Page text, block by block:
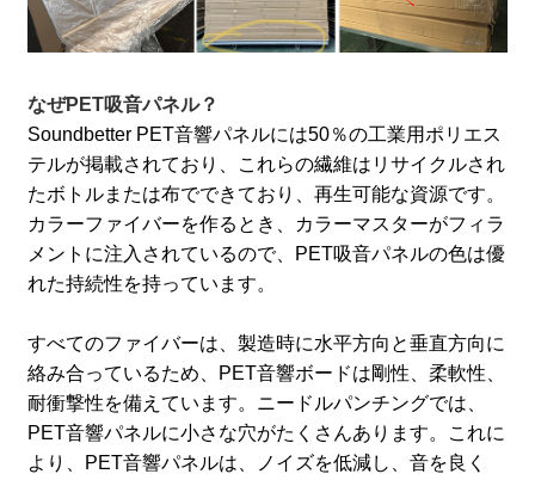
なぜPET吸音パネル？
Soundbetter PET音響パネルには50％の工業用ポリエス
テルが掲載されており、これらの繊維はリサイクルされ
たボトルまたは布でできており、再生可能な資源です。
カラーファイバーを作るとき、カラーマスターがフィラ
メントに注入されているので、PET吸音パネルの色は優
れた持続性を持っています。
すべてのファイバーは、製造時に水平方向と垂直方向に
絡み合っているため、PET音響ボードは剛性、柔軟性、
耐衝撃性を備えています。 ニードルパンチングでは、
PET音響パネルに小さな穴がたくさんあります。これに
より、PET音響パネルは、ノイズを低減し、音を良く